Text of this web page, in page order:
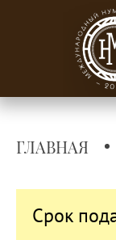
ГЛАВНАЯ
Срок